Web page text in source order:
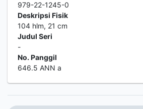
979-22-1245-0
Deskripsi Fisik
104 hlm, 21 cm
Judul Seri
-
No. Panggil
646.5 ANN a